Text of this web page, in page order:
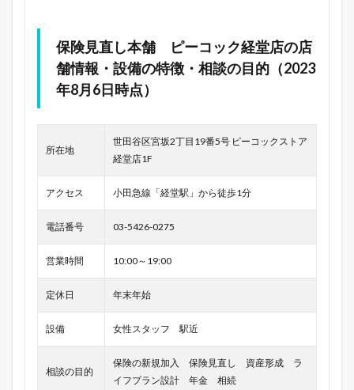
保険見直し本舗 ピーコック経堂店の店
舗情報・設備の特徴・相談の目的（2023
年8月6日時点）
所在地
世田谷区宮坂2丁目19番5号 ピーコックストア
経堂店1F
アクセス 小田急線「経堂駅」から徒歩1分
電話番号 03-5426-0275
営業時間 10:00～19:00
定休日 年末年始
設備 女性スタッフ 駅近
相談の目的
保険の新規加入 保険見直し 資産形成 ラ
イフプラン設計 年金 相続